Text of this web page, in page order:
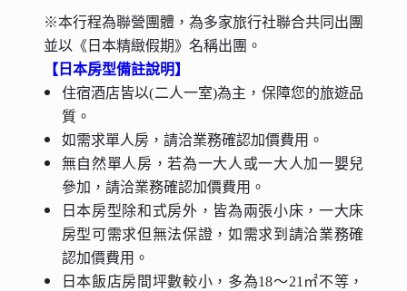
※本行程為聯營團體，為多家旅行社聯合共同出團
並以《日本精緻假期》名稱出團。
【日本房型備註說明】
住宿酒店皆以(二人一室)為主，保障您的旅遊品
質。
如需求單人房，請洽業務確認加價費用。
無自然單人房，若為一大人或一大人加一嬰兒
參加，請洽業務確認加價費用。
日本房型除和式房外，皆為兩張小床，一大床
房型可需求但無法保證，如需求到請洽業務確
認加價費用。
日本飯店房間坪數較小，多為18～21㎡不等，